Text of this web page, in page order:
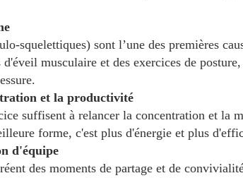
squelettiques) sont l’une des premières
d'éveil musculaire et des exercices de
et la productivité
suffisent à relancer la concentration et la
forme, c'est plus d'énergie et plus
d'équipe
des moments de partage et de